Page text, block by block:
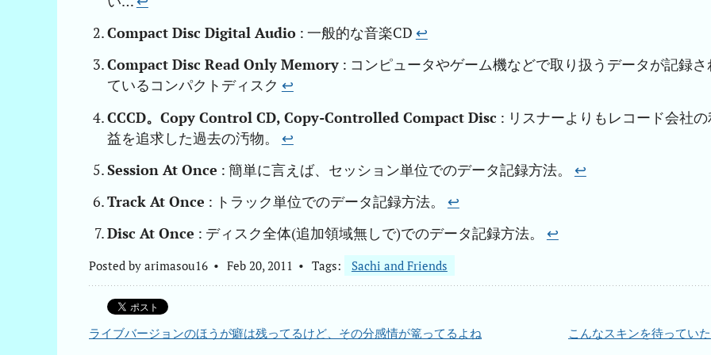
Compact Disc Digital Audio: 一般的な音楽CD ↩︎
Compact Disc Read Only Memory: コンピュータやゲーム機などで取り扱うデータが記録さ
ているコンパクトディスク ↩︎
CCCD。Copy Control CD, Copy-Controlled Compact Disc : リスナーよりもレコード会社の
益を追求した過去の汚物。 ↩︎
Session At Once : 簡単に言えば、セッション単位でのデータ記録方法。 ↩︎
Track At Once : トラック単位でのデータ記録方法。 ↩︎
Disc At Once : ディスク全体(追加領域無しで)でのデータ記録方法。 ↩︎
Posted by arimasou16 Feb 20, 2011 Tags: Sachi and Friends
ライブバージョンのほうが癖は残ってるけど、その分感情が篭ってるよね こんなスキンを待ってい